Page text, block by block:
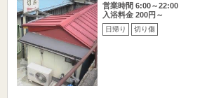
営業時間 6:00～22:00
入浴料金 200円～
日帰り 切り傷